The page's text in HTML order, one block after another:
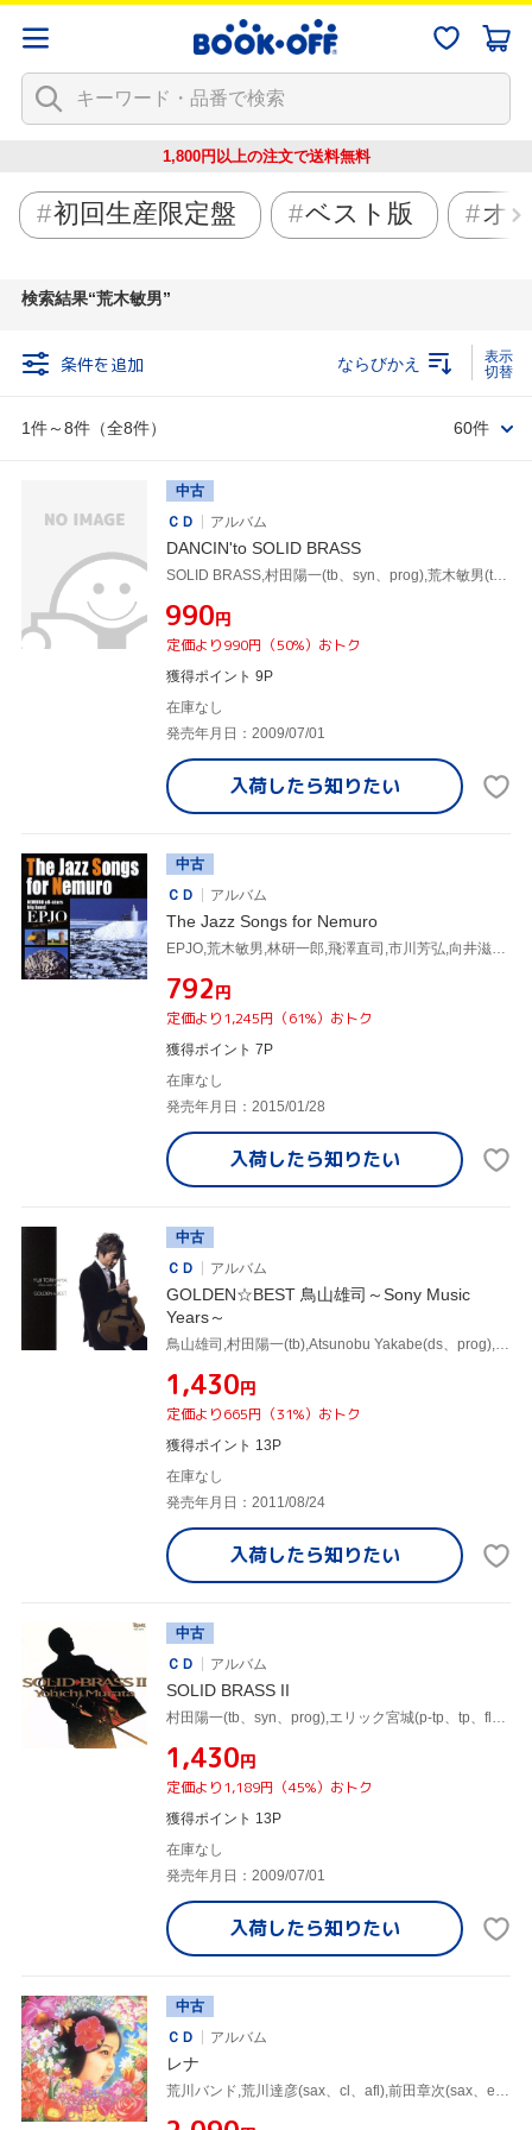
1,800円以上の注文で送料無料
初回生産限定盤 ベスト版 オ
検索結果 荒木敏男
条件を追加
1件～8件（全8件）
ならびかえ
60件
中古
ＣＤ
アルバム
DANCIN'to SOLID BRASS
SOLID BRASS,村田陽一(tb、syn、prog),荒木敏男(tp),エリック宮城(tp),菅坡雅彦(tp),本田雅人(sax),竹野昌邦(sax),山本拓夫(as、bs、ts)
¥990円
定価より990円（50%）おトク
獲得ポイント 9P
在庫なし
発売年月日：2009/07/01
入荷したら知りたい
中古
ＣＤ
アルバム
The Jazz Songs for Nemuro
EPJO,荒木敏男,林研一郎,飛澤直司,市川芳弘,向井滋春,川口千里,飛澤宏元
¥792円
定価より1,245円（61%）おトク
獲得ポイント 7P
在庫なし
発売年月日：2015/01/28
入荷したら知りたい
中古
ＣＤ
アルバム
GOLDEN☆BEST 鳥山雄司～Sony Music
Years～
鳥山雄司,村田陽一(tb),Atsunobu Yakabe(ds、prog),美久月千晴(b),和泉宏隆(p、key),レニー・カストロ(cga、perc),荒木敏男(tp),本田雅人(sax)
¥1,430円
定価より665円（31%）おトク
獲得ポイント 13P
在庫なし
発売年月日：2011/08/24
入荷したら知りたい
中古
ＣＤ
アルバム
SOLID BRASS II
村田陽一(tb、syn、prog),エリック宮城(p-tp、tp、flh),荒木敏男(tp、flh),菅坡雅彦(tp、flh),山本拓夫(reeds),竹野昌邦(reeds),本田雅人(reeds),佐藤潔(tub)
¥1,430円
定価より1,189円（45%）おトク
獲得ポイント 13P
在庫なし
発売年月日：2009/07/01
入荷したら知りたい
中古
ＣＤ
アルバム
レナ
荒川バンド,荒川達彦(sax、cl、afl),前田章次(sax、el-sax、fl),岡野等(tp、el-tp),荒木敏男(tp、flh),塩村修(tb),三畑貞二(el-g),長岡忠治(el-g)